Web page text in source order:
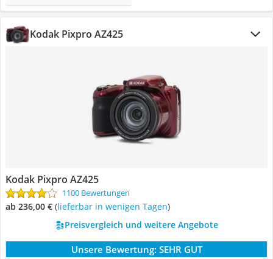
Kodak Pixpro AZ425
Kodak Pixpro AZ425
1100 Bewertungen
ab 236,00 € ( Lieferbar in wenigen Tagen)
Preisvergleich und weitere Angebote
Unsere Bewertung: SEHR GUT